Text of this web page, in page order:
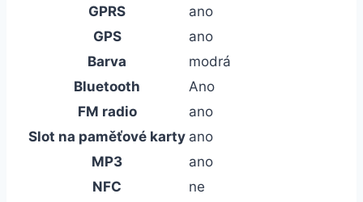
GPRS
ano
GPS
ano
Barva
modrá
Bluetooth
Ano
FM radio
ano
Slot na paměťové karty ano
MP3
ano
NFC
ne